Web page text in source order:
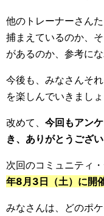
他のトレーナーさん
捕まえているのか、
があるのか、参考にな
今後も、みなさんそ
を楽しんでいきましょ
改めて、 今回もアン
き、ありがとうござい
次回のコミュニティ
年8月3日（土）に開
みなさんは、どのポ